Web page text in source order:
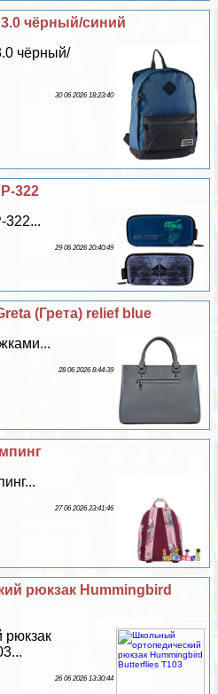
чёрный/синий
чёрный/
30 06 2026 18:23:40
322
322...
29 06 2026 20:40:49
(Грета) relief blue
28 06 2026 8:44:39
27 06 2026 23:41:46
рюкзак Hummingbird
рюкзак
26 06 2026 13:30:44